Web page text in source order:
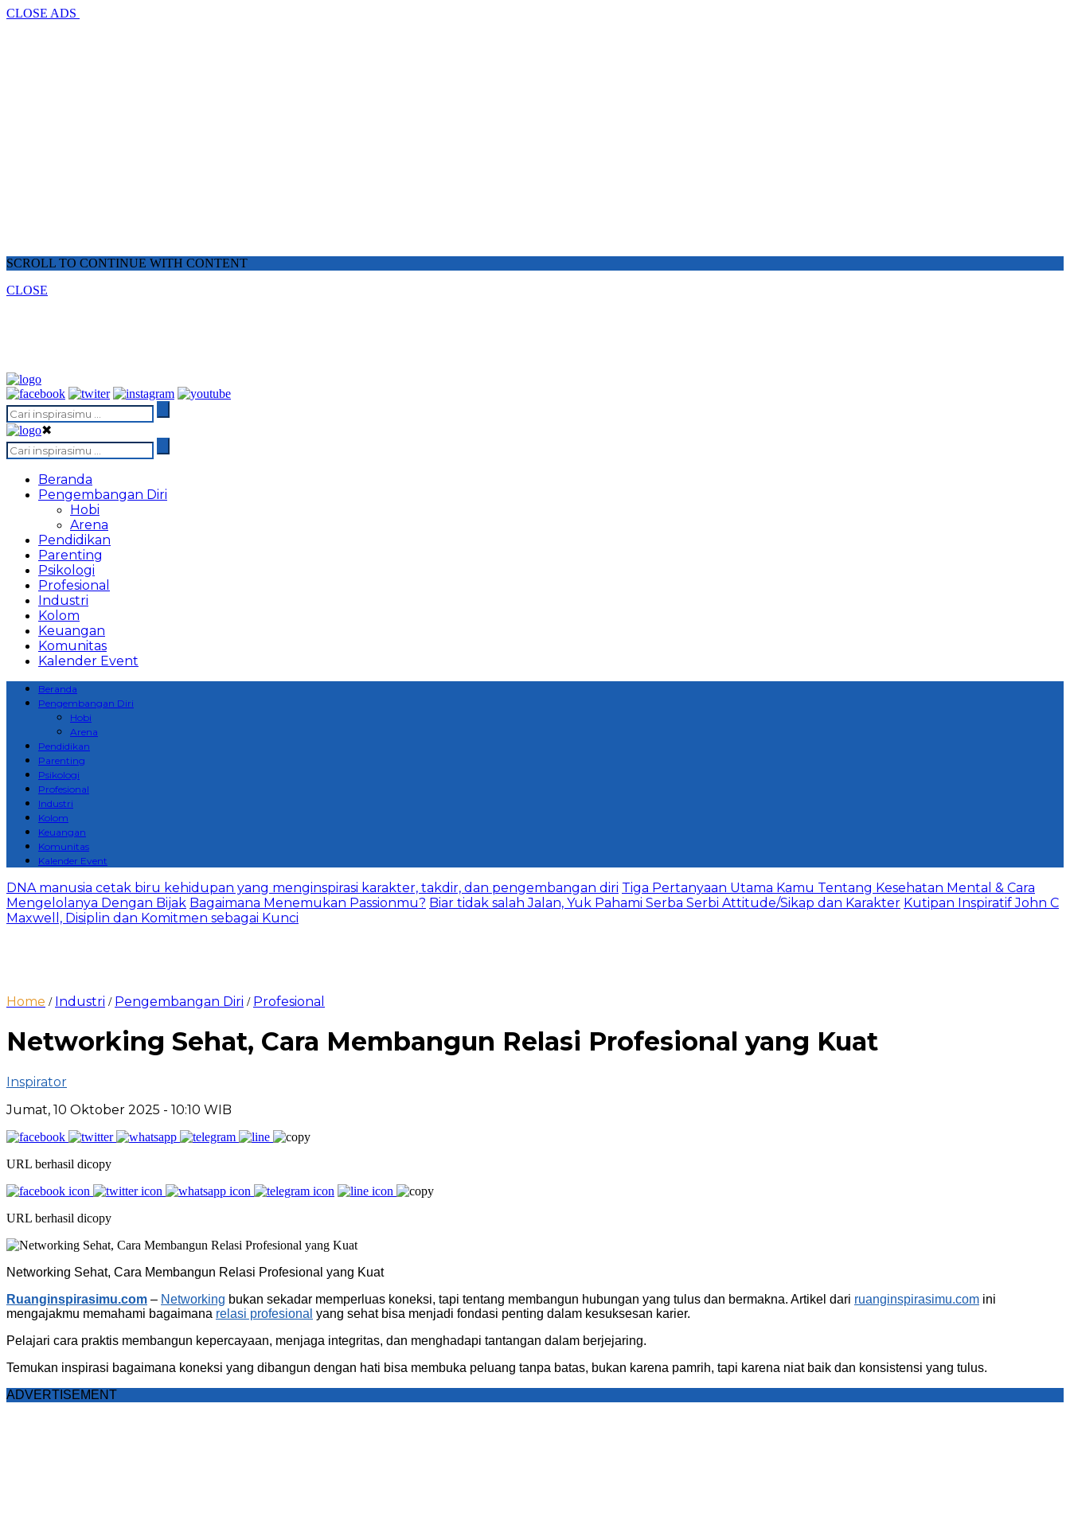
CLOSE ADS
SCROLL TO CONTINUE WITH CONTENT
CLOSE
✖
Beranda
Pengembangan Diri
Hobi
Arena
Pendidikan
Parenting
Psikologi
Profesional
Industri
Kolom
Keuangan
Komunitas
Kalender Event
Beranda
Pengembangan Diri
Hobi
Arena
Pendidikan
Parenting
Psikologi
Profesional
Industri
Kolom
Keuangan
Komunitas
Kalender Event
DNA manusia cetak biru kehidupan yang menginspirasi karakter, takdir, dan pengembangan diri Tiga Pertanyaan Utama Kamu Tentang Kesehatan Mental & Cara
Mengelolanya Dengan Bijak Bagaimana Menemukan Passionmu? Biar tidak salah Jalan, Yuk Pahami Serba Serbi Attitude/Sikap dan Karakter Kutipan Inspiratif John C
Maxwell, Disiplin dan Komitmen sebagai Kunci
Home / Industri / Pengembangan Diri / Profesional
Networking Sehat, Cara Membangun Relasi Profesional yang Kuat
Inspirator
Jumat, 10 Oktober 2025 - 10:10 WIB
URL berhasil dicopy
URL berhasil dicopy
Networking Sehat, Cara Membangun Relasi Profesional yang Kuat
Ruanginspirasimu.com – Networking bukan sekadar memperluas koneksi, tapi tentang membangun hubungan yang tulus dan bermakna. Artikel dari ruanginspirasimu.com ini
mengajakmu memahami bagaimana relasi profesional yang sehat bisa menjadi fondasi penting dalam kesuksesan karier.
Pelajari cara praktis membangun kepercayaan, menjaga integritas, dan menghadapi tantangan dalam berjejaring.
Temukan inspirasi bagaimana koneksi yang dibangun dengan hati bisa membuka peluang tanpa batas, bukan karena pamrih, tapi karena niat baik dan konsistensi yang tulus.
ADVERTISEMENT